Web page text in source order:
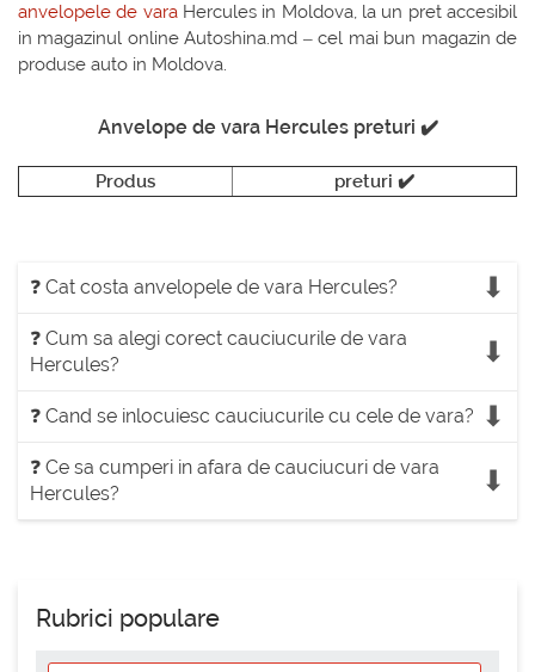
anvelopele de varaHercules in Moldova, la un pret accesibil
in magazinul online Autoshina.md – cel mai bun magazin de
produse auto in Moldova.
Anvelope de vara Hercules preturi ✔️
Produs preturi ✔️
❓ Cat costa anvelopele de vara Hercules?
❓ Cum sa alegi corect cauciucurile de vara
Hercules?
❓ Cand se inlocuiesc cauciucurile cu cele de vara?
❓ Ce sa cumperi in afara de cauciucuri de vara
Hercules?
Rubrici populare